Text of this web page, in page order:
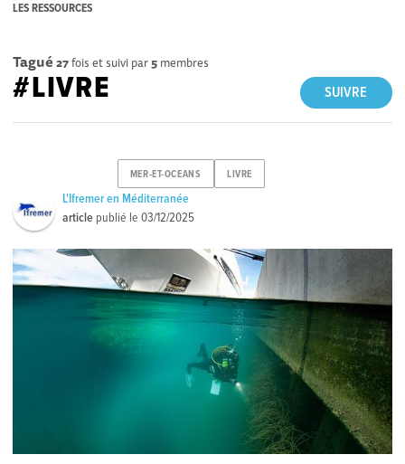
LES RESSOURCES
Tagué 27fois et suivi par 5 membres
SUIVRE
#LIVRE
MER-ET-OCEANS LIVRE
L'Ifremer en Méditerranée
article publié le03/12/2025